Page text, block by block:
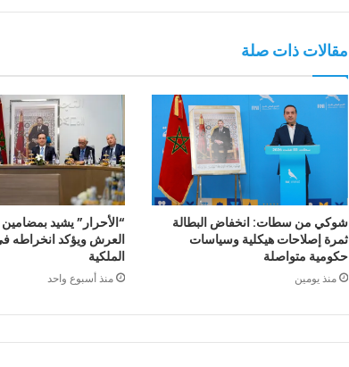
مقالات ذات صلة
شوكي من سطات: انخفاض البطالة
ثمرة إصلاحات هيكلية وسياسات
حكومية متواصلة
منذ يومين
“الأحرار” يشيد
العرش ويؤكد انخراطه
الملكية
منذ أسبوع واحد